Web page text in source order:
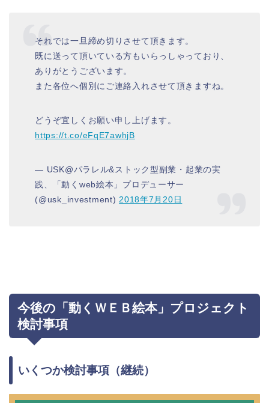
それでは一旦締め切りさせて頂きます。
既に送って頂いている方もいらっしゃっており、
ありがとうございます。
また各位へ個別にご連絡入れさせて頂きますね。
どうぞ宜しくお願い申し上げます。
https://t.co/eFqE7awhjB
— USK@パラレル&ストック型副業・起業の実
践、「動くweb絵本」プロデューサー
(@usk_investment) 2018年7月20日
今後の「動くＷＥＢ絵本」プロジェクト
検討事項
いくつか検討事項（継続）